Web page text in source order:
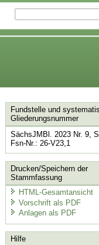
Fundstelle und
Gliederungsnummer
SächsJMBl. 2023 Nr. 9,
Fsn-Nr.: 26-V23,1
Drucken/Speichern der
Stammfassung
HTML-Gesamtansicht
Vorschrift als PDF
Anlagen als PDF
Hilfe